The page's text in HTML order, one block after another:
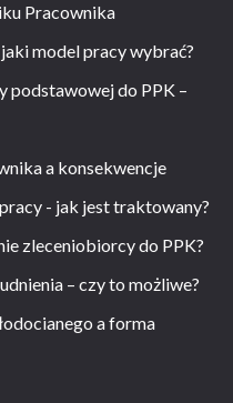
Pracownika
model pracy wybrać?
podstawowej do PPK –
a konsekwencje
- jak jest traktowany?
zleceniobiorcy do PPK?
– czy to możliwe?
a forma